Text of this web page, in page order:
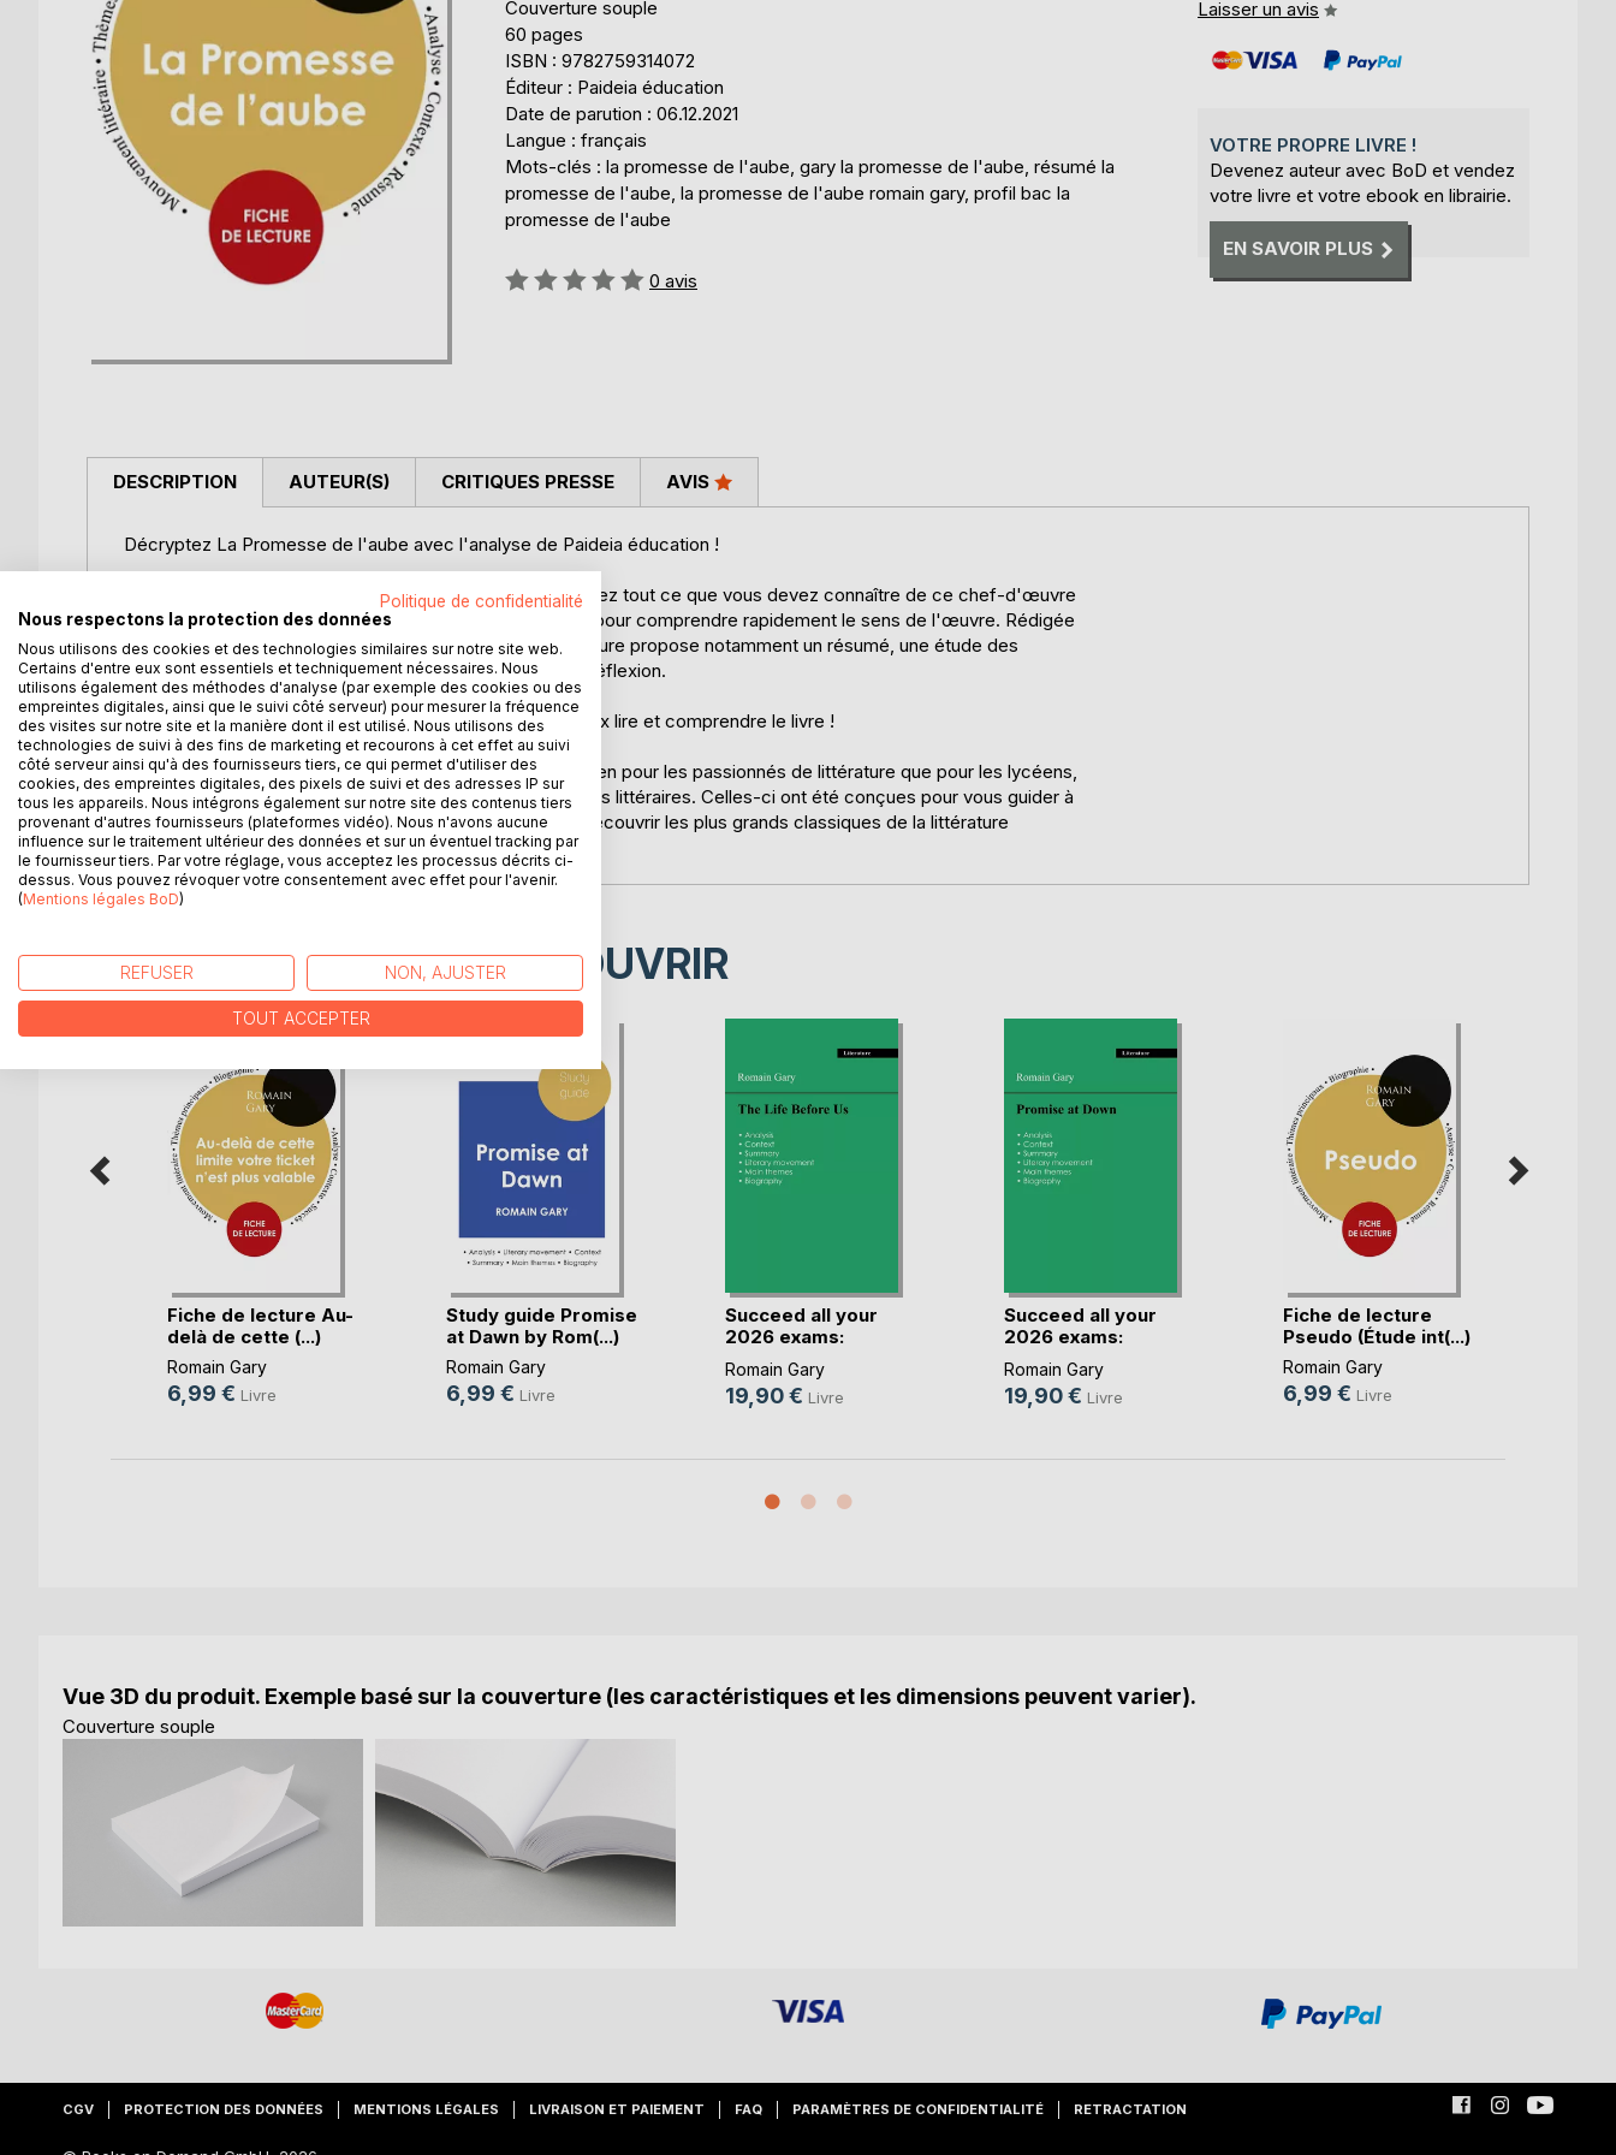
Couverture souple
60 pages
ISBN : 9782759314072
Éditeur : Paideia éducation
Date de parution : 06.12.2021
Langue : français
Mots-clés : la promesse de l'aube, gary la promesse de l'aube, résumé la
promesse de l'aube, la promesse de l'aube romain gary, profil bac la
promesse de l'aube
Évaluation:
0 avis
Laisser un avis
VOTRE PROPRE LIVRE !
Devenez auteur avec BoD et vendez
votre livre et votre ebook en librairie.
EN SAVOIR PLUS
DESCRIPTION
Décryptez La Promesse de l'aube avec l'analyse de Paideia éducation !
Que faut-il retenir de ce roman de Romain Gary ? Retrouvez tout ce que vous devez connaître de ce chef-d'œuvre
de la littérature française dans une analyse de référence pour comprendre rapidement le sens de l'œuvre. Rédigée
de manière simple et compréhensible, cette fiche de lecture propose notamment un résumé, une étude des
thèmes principaux, des clés de lecture et des pistes de réflexion.
Une analyse littéraire approfondie et structurée pour mieux lire et comprendre le livre !
Paideia éducation en deux mots : Recommandée aussi bien pour les passionnés de littérature que pour les lycéens,
Paideia éducation est une référence en matière d'analyses littéraires. Celles-ci ont été conçues pour vous guider à
travers la lecture des œuvres, ainsi que pour vous faire découvrir les plus grands classiques de la littérature
mondiale.
AUTEUR(S) CRITIQUES PRESSE AVIS
D’AUTRES TITRES À DÉCOUVRIR
Fiche de lecture Au-
delà de cette (...)
Romain Gary
6,99 € Livre
Study guide Promise
at Dawn by Rom(...)
Romain Gary
6,99 € Livre
Succeed all your
2026 exams:
Analy(...)
Romain Gary
19,90 € Livre
Succeed all your
2026 exams:
Analy(...)
Romain Gary
19,90 € Livre
Fiche de lecture
Pseudo (Étude int(...)
Romain Gary
6,99 € Livre
Vue 3D du produit. Exemple basé sur la couverture (les caractéristiques et les dimensions peuvent varier).
Couverture souple
CGV PROTECTION DES DONNÉES MENTIONS LÉGALES LIVRAISON ET PAIEMENT FAQ PARAMÈTRES DE CONFIDENTIALITÉ RETRACTATION
Politique de confidentialité
Nous respectons la protection des données
Nous utilisons des cookies et des technologies similaires sur notre site web.
Certains d'entre eux sont essentiels et techniquement nécessaires. Nous
utilisons également des méthodes d'analyse (par exemple des cookies ou des
empreintes digitales, ainsi que le suivi côté serveur) pour mesurer la fréquence
des visites sur notre site et la manière dont il est utilisé. Nous utilisons des
technologies de suivi à des fins de marketing et recourons à cet effet au suivi
côté serveur ainsi qu'à des fournisseurs tiers, ce qui permet d'utiliser des
cookies, des empreintes digitales, des pixels de suivi et des adresses IP sur
tous les appareils. Nous intégrons également sur notre site des contenus tiers
provenant d'autres fournisseurs (plateformes vidéo). Nous n'avons aucune
influence sur le traitement ultérieur des données et sur un éventuel tracking par
le fournisseur tiers. Par votre réglage, vous acceptez les processus décrits ci-
dessus. Vous pouvez révoquer votre consentement avec effet pour l'avenir.
(Mentions légales BoD)
REFUSER NON, AJUSTER
TOUT ACCEPTER